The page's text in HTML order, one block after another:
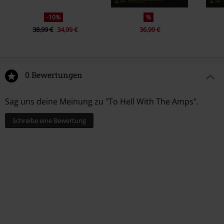
Always There For You
All For One
-10%
38,99 € 34,99 €
%
36,99 €
0 Bewertungen
Sag uns deine Meinung zu "To Hell With The Amps".
Schreibe eine Bewertung